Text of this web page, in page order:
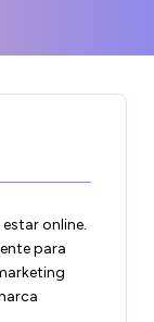
online.
para